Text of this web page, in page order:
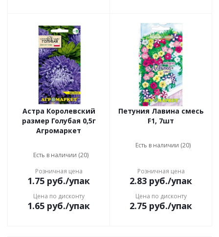
Астра Королевский
размер Голубая 0,5г
Агромаркет
Есть в наличии (20)
Розничная цена
1.75 руб./упак
Цена по дисконту
1.65 руб./упак
Петуния Лавина смесь
F1, 7шт
Есть в наличии (20)
Розничная цена
2.83 руб./упак
Цена по дисконту
2.75 руб./упак